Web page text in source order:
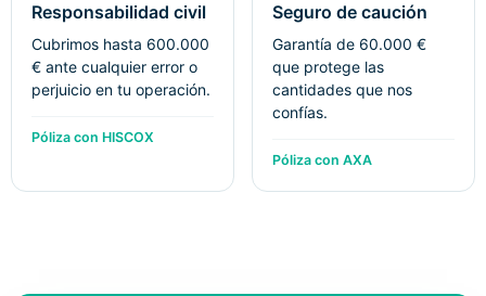
Responsabilidad civil
Cubrimos hasta 600.000
€ ante cualquier error o
perjuicio en tu operación.
Póliza con HISCOX
Seguro de caución
Garantía de 60.000 €
que protege las
cantidades que nos
confías.
Póliza con AXA